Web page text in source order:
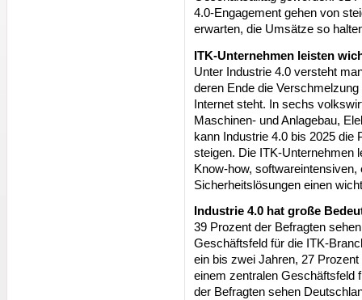
4.0-Engagement gehen von
erwarten, die Umsätze so
ITK-Unternehmen leisten
Unter Industrie 4.0 versteht
deren Ende die
Internet steht. In sechs
Maschinen- und Anlagebau,
kann Industrie 4.0 bis 2025 die
steigen. Die ITK-Unternehmen
Know-how,
Sicherheitslösungen einen
Industrie 4.0 hat große
39 Prozent der Befragten
Geschäftsfeld für die ITK-
ein bis zwei Jahren, 27
einem zentralen Geschäftsfeld
der Befragten sehen